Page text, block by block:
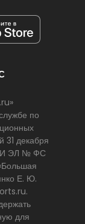
по
31 декабря
ЭЛ № ФС
Е. Ю.
для